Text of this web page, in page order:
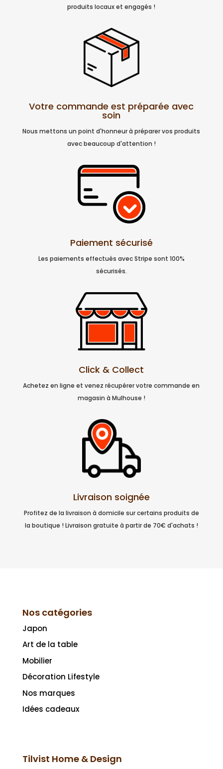
produits locaux et engagés !
Votre commande est préparée avec
soin
Nous mettons un point d'honneur à préparer vos produits
avec beaucoup d'attention !
Paiement sécurisé
Les paiements effectués avec Stripe sont 100%
sécurisés.
Click & Collect
Achetez en ligne et venez récupérer votre commande en
magasin à Mulhouse !
Livraison soignée
Profitez de la livraison à domicile sur certains produits de
la boutique ! Livraison gratuite à partir de 70€ d'achats !
Nos catégories
Japon
Art de la table
Mobilier
Décoration Lifestyle
Nos marques
Idées cadeaux
Tilvist Home & Design